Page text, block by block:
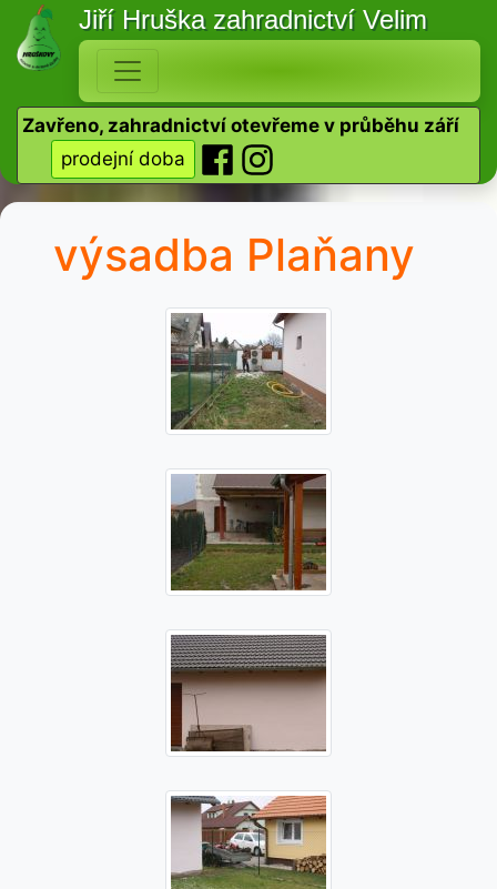
Jiří Hruška zahradnictví Velim
Zavřeno, zahradnictví otevřeme v průběhu září
prodejní doba
výsadba Plaňany